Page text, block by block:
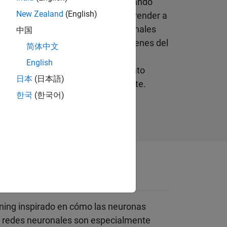
redes neuronales pueden aprender a
futuros. Las redes neuronales
patrones en voz o imágenes del
forma en que se conectan sus
durante el entrenamiento
la tarea deseada correctamente.
inspirado en cómo las neuronas
neuronales son especialmente
New Zealand (English)
中国
简体中文
English
日本 (日本語)
한국 (한국어)